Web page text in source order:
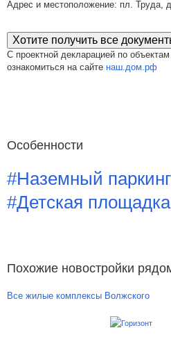
Адрес и местоположение: пл. Труда,
Хотите получить все
С проектной декларацией по
ознакомиться на сайте наш.дом.рф
Особенности
#Наземный паркинг
#Детская площадка
Похожие новостройки
Все жилые комплексы Волжского